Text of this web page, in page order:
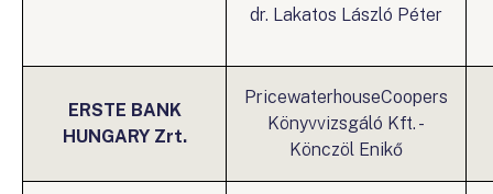
dr. Lakatos László Péter
ERSTE BANK
HUNGARY Zrt.
PricewaterhouseCoopers
Könyvvizsgáló Kft. -
Könczöl Enikő